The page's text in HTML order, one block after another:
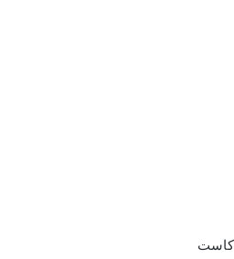
کاست